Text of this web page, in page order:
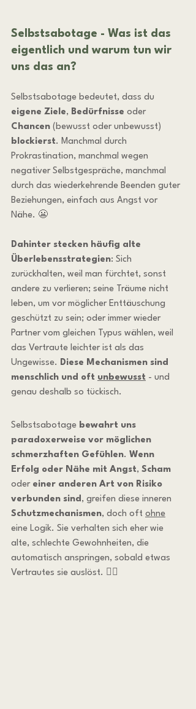
Selbstsabotage - Was ist das
eigentlich und warum tun wir
uns das an?
Selbstsabotage bedeutet, dass du
eigene Ziele, Bedürfnisse oder
Chancen (bewusst oder unbewusst)
blockierst. Manchmal durch
Prokrastination, manchmal wegen
negativer Selbstgespräche, manchmal
durch das wiederkehrende Beenden guter
Beziehungen, einfach aus Angst vor
Nähe. 😬
Dahinter stecken häufig alte
Überlebensstrategien: Sich
zurückhalten, weil man fürchtet, sonst
andere zu verlieren; seine Träume nicht
leben, um vor möglicher Enttäuschung
geschützt zu sein; oder immer wieder
Partner vom gleichen Typus wählen, weil
das Vertraute leichter ist als das
Ungewisse. Diese Mechanismen sind
menschlich und oft unbewusst - und
genau deshalb so tückisch.
Selbstsabotage bewahrt uns
paradoxerweise vor möglichen
schmerzhaften Gefühlen. Wenn
Erfolg oder Nähe mit Angst, Scham
oder einer anderen Art von Risiko
verbunden sind , greifen diese inneren
Schutzmechanismen, doch oft ohne
eine Logik. Sie verhalten sich eher wie
alte, schlechte Gewohnheiten, die
automatisch anspringen, sobald etwas
Vertrautes sie auslöst. 😵‍💫